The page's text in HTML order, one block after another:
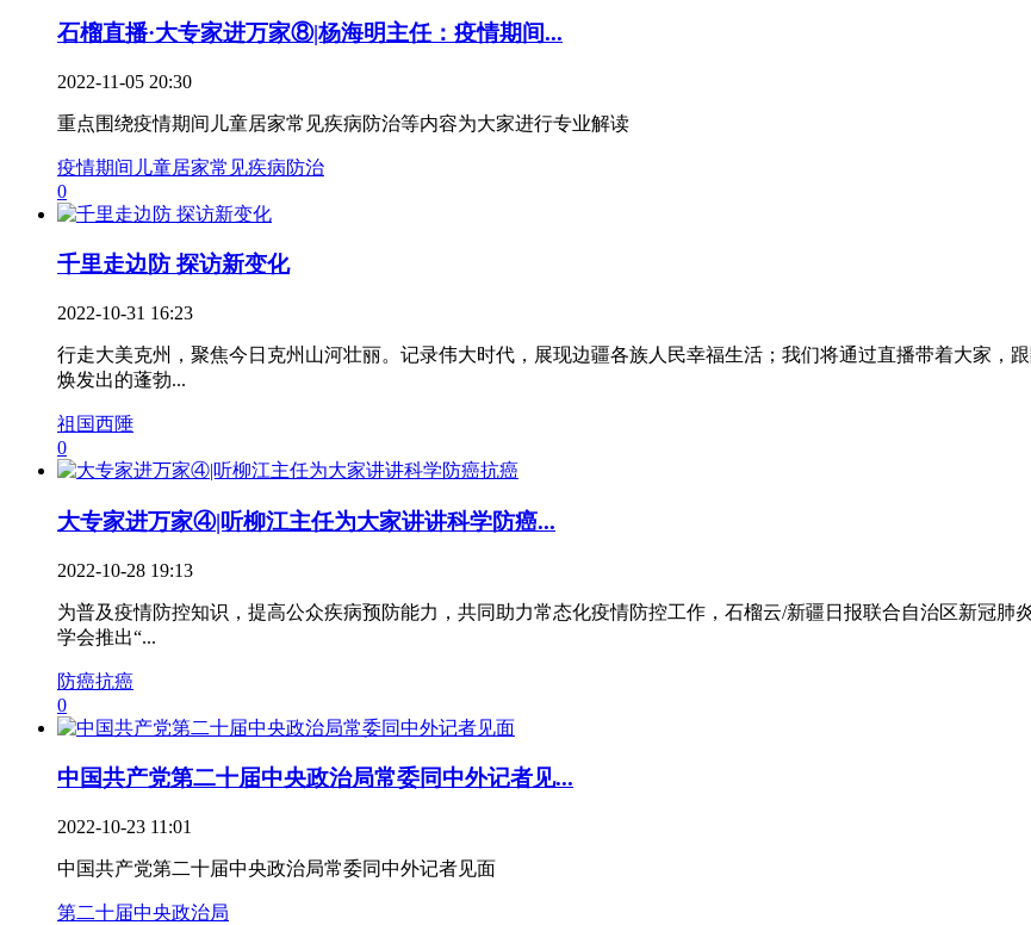
石榴直播·大专家进万家⑧|杨海明主任：疫情期间...
2022-11-05 20:30
重点围绕疫情期间儿童居家常见疾病防治等内容为大家进行专业解读
疫情期间儿童居家常见疾病防治
0
千里走边防 探访新变化
2022-10-31 16:23
行走大美克州，聚焦今日克州山河壮丽。记录伟大时代，展现边疆各族人民幸福生活；我们将通过直播带着大家，
焕发出的蓬勃...
祖国西陲
0
大专家进万家④|听柳江主任为大家讲讲科学防癌...
2022-10-28 19:13
为普及疫情防控知识，提高公众疾病预防能力，共同助力常态化疫情防控工作，石榴云/新疆日报联合自治区新冠
学会推出“...
防癌抗癌
0
中国共产党第二十届中央政治局常委同中外记者见...
2022-10-23 11:01
中国共产党第二十届中央政治局常委同中外记者见面
第二十届中央政治局